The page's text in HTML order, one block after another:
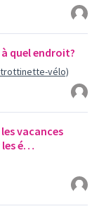
quel endroit?
trottinette-vélo)
vacances
les é…